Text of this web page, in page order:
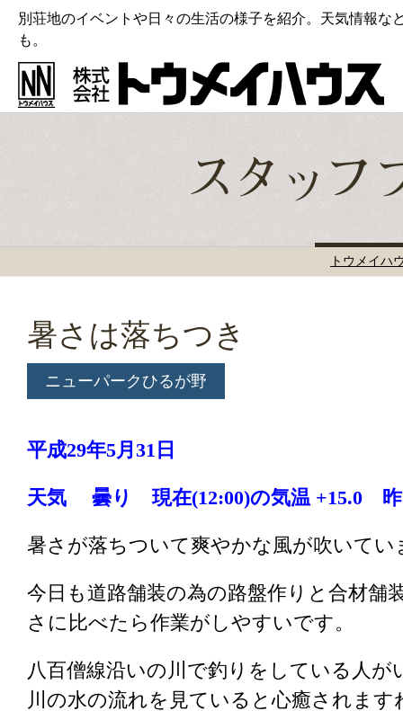
別荘地のイベントや日々の生活の様子を紹介。天気情報な
も。
トウメイハ
暑さは落ちつき
ニューパークひるが野
平成29年5月31日
天気 曇り 現在(12:00)の気温 +15.0 昨
暑さが落ちついて爽やかな風が吹いてい
今日も道路舗装の為の路盤作りと合材舗
さに比べたら作業がしやすいです。
八百僧線沿いの川で釣りをしている人
川の水の流れを見ていると心癒されます